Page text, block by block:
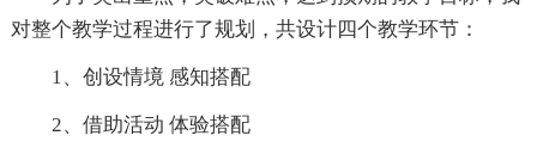
对整个教学过程进行了规划，共设计四个教学环节：
1、创设情境 感知搭配
2、借助活动 体验搭配